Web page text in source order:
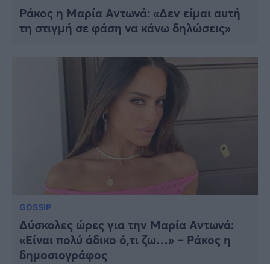
Ράκος η Μαρία Αντωνά: «Δεν είμαι αυτή
τη στιγμή σε φάση να κάνω δηλώσεις»
GOSSIP
Δύσκολες ώρες για την Μαρία Αντωνά:
«Είναι πολύ άδικο ό,τι ζω…» – Ράκος η
δημοσιογράφος